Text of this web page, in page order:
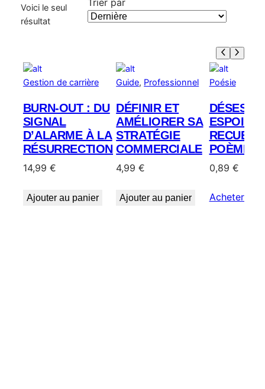
Voici le seul
résultat
Gestion de carrière
BURN-OUT : DU
SIGNAL
D’ALARME À LA
RÉSURRECTION
14,99 €
Ajouter au panier
Guide, Professionnel
DÉFINIR ET
AMÉLIORER SA
STRATÉGIE
COMMERCIALE
4,99€
Ajouter au panier
Poésie
ESPOIRS:
RECUEIL
POÈMES
0,89 €
Acheter le